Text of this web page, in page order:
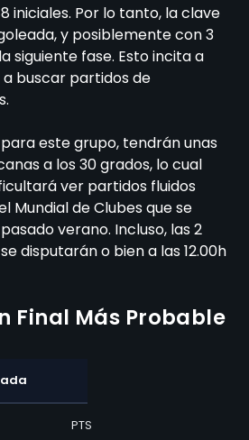
iniciales. Por lo tanto, la clave
y posiblemente con 3
siguiente fase. Esto incita a
a buscar partidos de
este grupo, tendrán unas
a los 30 grados, lo cual
ver partidos fluidos
Mundial de Clubes que se
verano. Incluso, las 2
disputarán o bien a las 12.00h
Final Más Probable
PTS